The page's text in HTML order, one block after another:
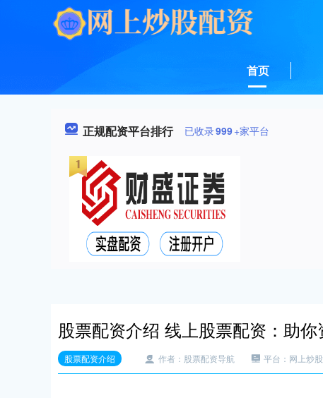
首页
正规配资平台排行 已收录999+家平台
股票配资介绍 线上股票配资：助
股票配资介绍 作者：股票配资导航 平台：网上炒